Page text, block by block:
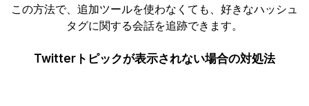
この方法で、追加ツールを使わなくても、好きなハッシュ
タグに関する会話を追跡できます。
Twitterトピックが表示されない場合の対処法